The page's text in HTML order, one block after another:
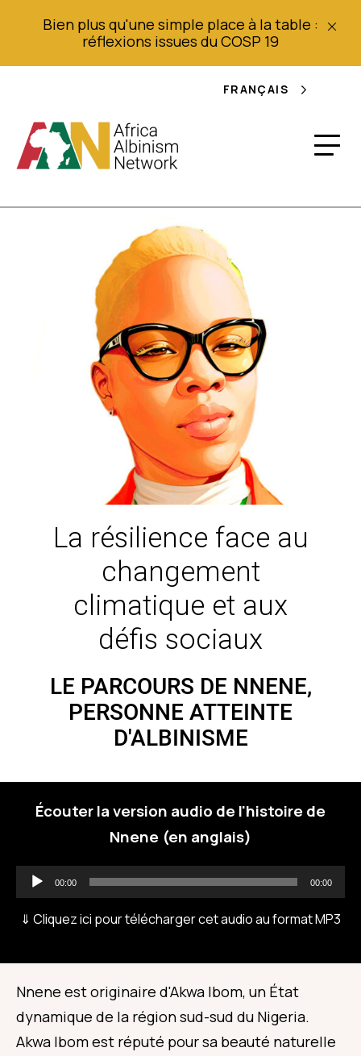
Bien plus qu'une simple place à la table :
réflexions issues du COSP 19
FRANÇAIS
La résilience face au
changement
climatique et aux
défis sociaux
LE PARCOURS DE NNENE,
PERSONNE ATTEINTE
D'ALBINISME
Écouter la version audio de l'histoire de
Nnene (en anglais)
Audio
Player
00:00 00:00
⇓ Cliquez ici pour télécharger cet audio au format MP3
Nnene est originaire d'Akwa Ibom, un État
dynamique de la région sud-sud du Nigeria.
Akwa Ibom est réputé pour sa beauté naturelle